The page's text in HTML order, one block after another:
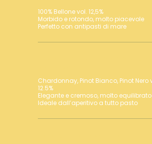
100% Bellone vol. 12,5%
Morbido e rotondo, molto piacevole
Chardonnay, Pinot Bianco, Pinot Nero vol.
12.5%
Elegante e cremoso, molto equilibrato